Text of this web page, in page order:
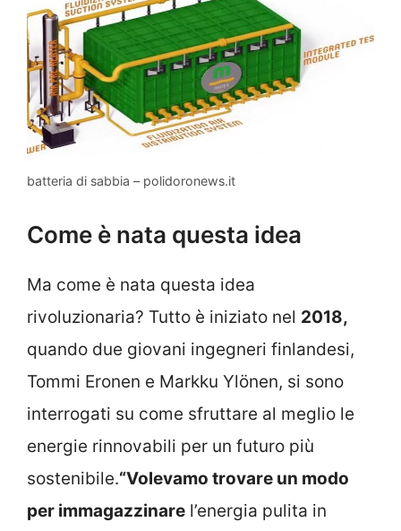
batteria di sabbia – polidoronews.it
Come è nata questa idea
Ma come è nata questa idea
rivoluzionaria? Tutto è iniziato nel 2018,
quando due giovani ingegneri finlandesi,
Tommi Eronen e Markku Ylönen, si sono
interrogati su come sfruttare al meglio le
energie rinnovabili per un futuro più
sostenibile.“Volevamo trovare un modo
per immagazzinare l’energia pulita in